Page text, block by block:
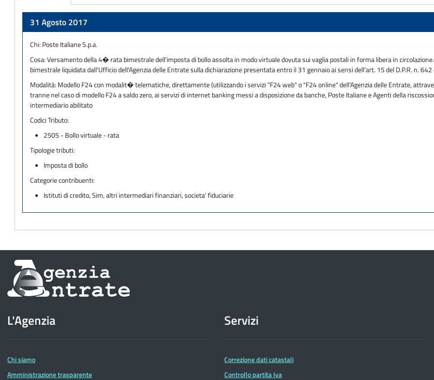
31 Agosto 2017
Chi: Poste Italiane S.p.a.
Cosa:Versamento della 4� rata bimestrale dell'imposta di bollo assolta in modo virtuale dovuta sui vaglia postali in forma libera in
bimestrale liquidata dall'Ufficio dell'Agenzia delle Entrate sulla dichiarazione presentata entro il 31 gennaio ai sensi dell'art. 15 del D.P.R. n.
Modalità: Modello F24 con modalit� telematiche, direttamente (utilizzando i servizi "F24 web" o "F24 online" dell'Agenzia delle Entrate,
tranne nel caso di modello F24 a saldo zero, ai servizi di internet banking messi a disposizione da banche, Poste Italiane e Agenti della
intermediario abilitato
Codici Tributo:
2505 - Bollo virtuale - rata
Tipologie tributi:
Imposta di bollo
Categorie contribuenti:
Istituti di credito, Sim, altri intermediari finanziari, societa' fiduciarie
Informazioni
sul
dell'Agenzia
delle
Entrate
L'Agenzia
Chi siamo
Amministrazione trasparente
Servizi
Correzione dati catastali
Controllo partita Iva